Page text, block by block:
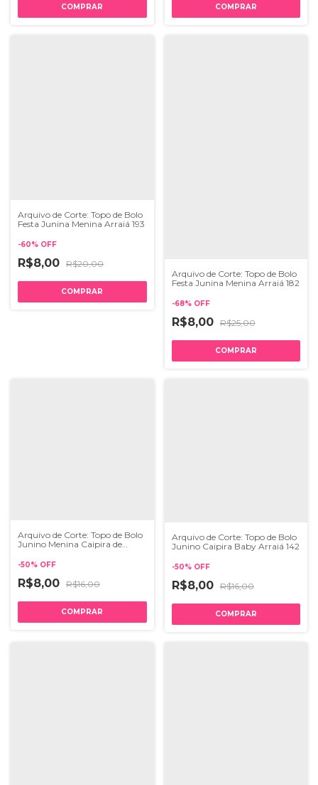
Arquivo de Corte: Topo de Bolo
Festa Junina Menina Arraiá 193
-60% OFF
R$8,00 R$20,00
Arquivo de Corte: Topo de Bolo
Festa Junina Menina Arraiá 182
-68% OFF
R$8,00 R$25,00
Arquivo de Corte: Topo de Bolo
Junino Menina Caipira de
-50% OFF
R$8,00 R$16,00
Arquivo de Corte: Topo de Bolo
Junino Caipira Baby Arraiá 142
-50% OFF
R$8,00 R$16,00